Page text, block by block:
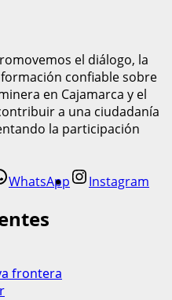
el diálogo, la
confiable sobre
en Cajamarca y el
a una ciudadanía
la participación
WhatsApp Instagram
frontera